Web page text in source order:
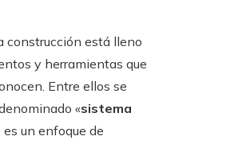
construcción está lleno
y herramientas que
Entre ellos se
«sistema
es un enfoque de